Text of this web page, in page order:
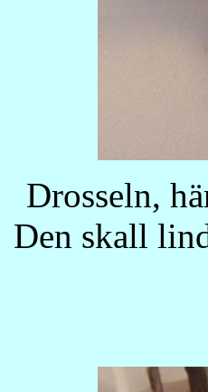
Drosseln,
Den skall